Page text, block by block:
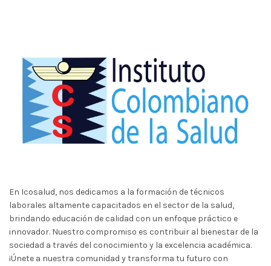
En Icosalud, nos dedicamos a la formación de técnicos
laborales altamente capacitados en el sector de la salud,
brindando educación de calidad con un enfoque práctico e
innovador. Nuestro compromiso es contribuir al bienestar de la
sociedad a través del conocimiento y la excelencia académica.
¡Únete a nuestra comunidad y transforma tu futuro con